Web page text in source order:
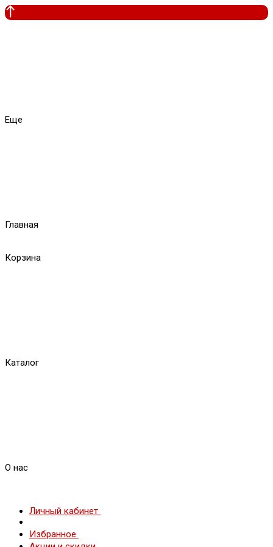
Еще
Главная
Корзина
Каталог
О нас
Личный кабинет
Избранное